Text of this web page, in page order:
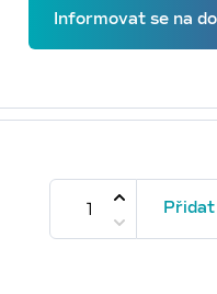
Informovat se na